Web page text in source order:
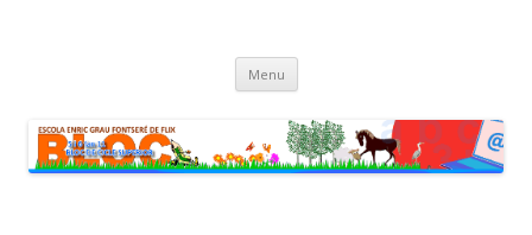
de Flix
Menu Skip
content